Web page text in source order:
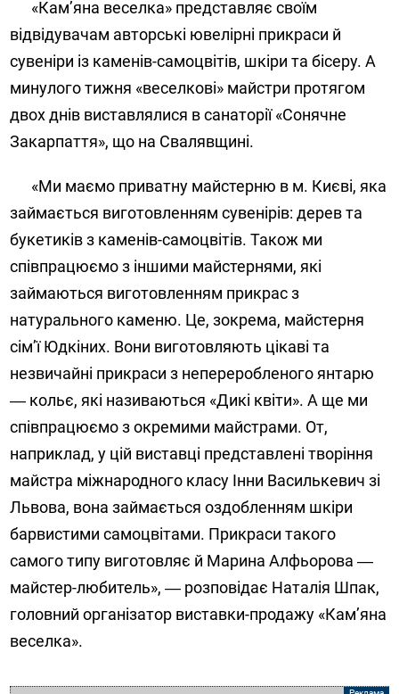
«Кам’яна веселка» представляє своїм
відвідувачам авторські ювелірні прикраси й
сувеніри із каменів-самоцвітів, шкіри та бісеру. А
минулого тижня «веселкові» майстри протягом
двох днів виставлялися в санаторії «Сонячне
Закарпаття», що на Свалявщині.
«Ми маємо приватну майстерню в м. Києві, яка
займається виготовленням сувенірів: дерев та
букетиків з каменів-самоцвітів. Також ми
співпрацюємо з іншими майстернями, які
займаються виготовленням прикрас з
натурального каменю. Це, зокрема, майстерня
сім’ї Юдкіних. Вони виготовляють цікаві та
незвичайні прикраси з непереробленого янтарю
― кольє, які називаються «Дикі квіти». А ще ми
співпрацюємо з окремими майстрами. От,
наприклад, у цій виставці представлені творіння
майстра міжнародного класу Інни Василькевич зі
Львова, вона займається оздобленням шкіри
барвистими самоцвітами. Прикраси такого
самого типу виготовляє й Марина Алфьорова ―
майстер-любитель», ― розповідає Наталія Шпак,
головний організатор виставки-продажу «Кам’яна
веселка».